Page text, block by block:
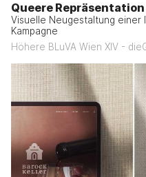
Queere Repräsentation
Visuelle Neugestaltung einer
Kampagne
Höhere BLuVA Wien XIV -